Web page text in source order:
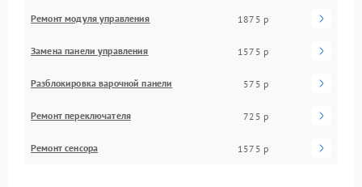
Ремонт модуля управления 1875 р
Замена панели управления 1575 р
Разблокировка варочной панели 575 р
Ремонт переключателя 725 р
Ремонт сенсора 1575 р